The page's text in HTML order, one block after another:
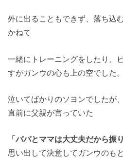
外に出ることもできず、落ち込
かねて
一緒にトレーニングをしたり、
すがガンウの心も上の空でした。
泣いてばかりのソヨンでしたが
直前に父親が言っていた
「パパとママは大丈夫だから振
思い出して決意してガンウのも